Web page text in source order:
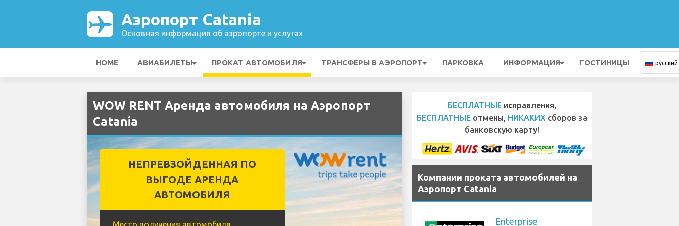
Аэропорт Catania
Основная информация об аэропорте и услугах
HOME АВИАБИЛЕТЫ ПРОКАТ АВТОМОБИЛЯ ТРАНСФЕРЫ В АЭРОПОРТ ПАРКОВКА ИНФОРМАЦИЯ ГОСТИНИЦЫ русский
WOW RENT Аренда автомобиля на Аэропорт
Catania
НЕПРЕВЗОЙДЕННАЯ ПО
ВЫГОДЕ АРЕНДА
АВТОМОБИЛЯ
БЕСПЛАТНЫЕ исправления,
БЕСПЛАТНЫЕ отмены, НИКАКИХ сборов за
банковскую карту!
Компании проката автомобилей на
Аэропорт Catania
Enterprise